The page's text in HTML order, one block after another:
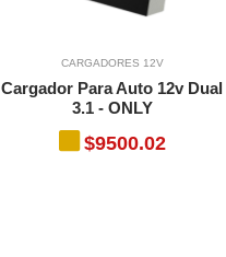
CARGADORES 12V
Cargador Para Auto 12v Dual
3.1 - ONLY
$9500.02